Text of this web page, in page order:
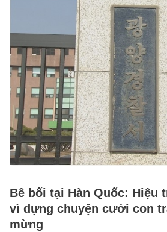
Bê bối tại Hàn Quốc: Hiệu
vì dựng chuyện cưới con
mừng